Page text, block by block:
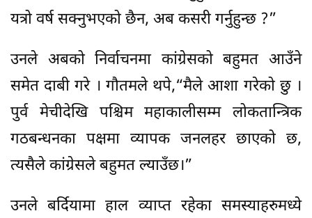
यत्रो वर्ष सक्नुभएको छैन, अब कसरी गर्नुहुन्छ ?”
उनले अबको निर्वाचनमा कांग्रेसको बहुमत आउँने
समेत दाबी गरे । गौतमले थपे,“मैले आशा गरेको छु ।
पुर्व मेचीदेखि पश्चिम महाकालीसम्म लोकतान्त्रिक
गठबन्धनका पक्षमा व्यापक जनलहर छाएको छ,
त्यसैले कांग्रेसले बहुमत ल्याउँछ।”
उनले बर्दियामा हाल व्याप्त रहेका समस्याहरुमध्ये